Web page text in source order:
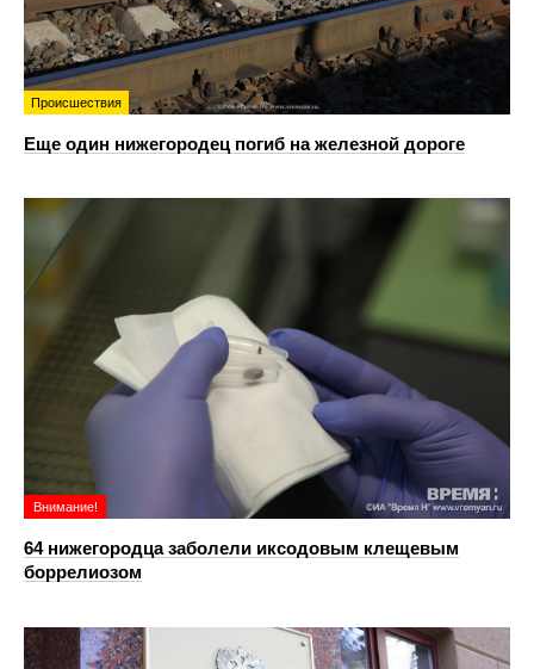
Происшествия
Еще один нижегородец погиб на железной дороге
Внимание!
64 нижегородца заболели иксодовым клещевым
боррелиозом